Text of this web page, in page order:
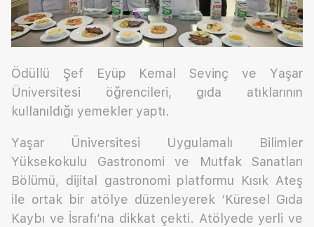
Ödüllü Şef Eyüp Kemal Sevinç ve Yaşar
Üniversitesi öğrencileri, gıda atıklarının
kullanıldığı yemekler yaptı.
Yaşar Üniversitesi Uygulamalı Bilimler
Yüksekokulu Gastronomi ve Mutfak Sanatları
Bölümü, dijital gastronomi platformu Kısık Ateş
ile ortak bir atölye düzenleyerek ‘Küresel Gıda
Kaybı ve İsrafı’na dikkat çekti. Atölyede yerli ve